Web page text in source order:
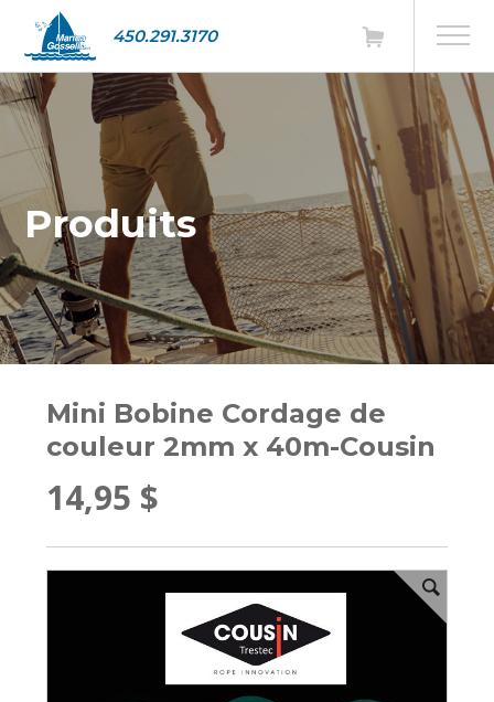
450.291.3170
Produits
Mini Bobine Cordage de
couleur 2mm x 40m-Cousin
14,95 $